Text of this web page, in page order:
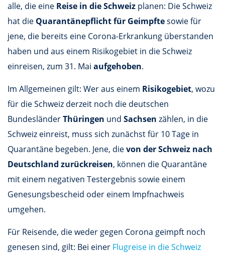
alle, die eine Reise in die Schweiz planen: Die Schweiz
hat die Quarantänepflicht für Geimpftesowie für
jene, die bereits eine Corona-Erkrankung überstanden
haben und aus einem Risikogebiet in die Schweiz
einreisen, zum 31. Mai aufgehoben.
Im Allgemeinen gilt: Wer aus einem Risikogebiet, wozu
für die Schweiz derzeit noch die deutschen
BundesländerThüringen und Sachsen zählen, in die
Schweiz einreist, muss sich zunächst für 10 Tage in
Quarantäne begeben. Jene, dievon der Schweiz nach
Deutschland zurückreisen, können die Quarantäne
mit einem negativen Testergebnis sowie einem
Genesungsbescheid oder einem Impfnachweis
umgehen.
Für Reisende, die weder gegen Corona geimpft noch
genesen sind, gilt: Bei einer Flugreise in die Schweiz